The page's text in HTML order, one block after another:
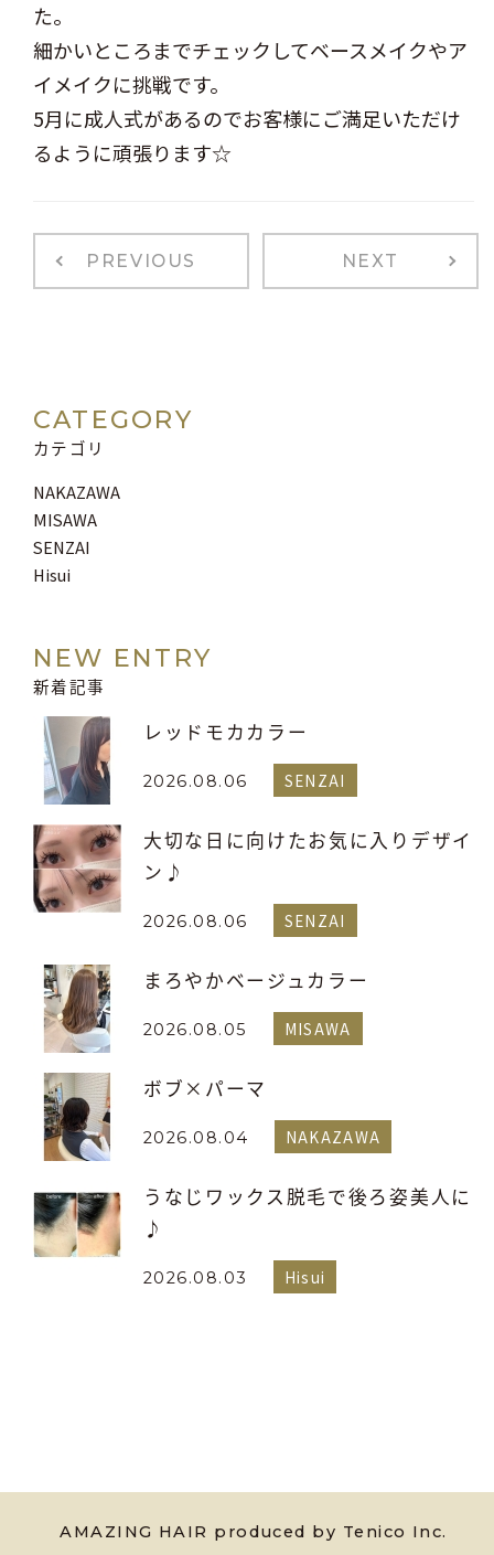
た。
細かいところまでチェックしてベースメイクやア
イメイクに挑戦です。
5月に成人式があるのでお客様にご満足いただけ
るように頑張ります☆
PREVIOUS NEXT
CATEGORY
カテゴリ
NAKAZAWA
MISAWA
SENZAI
Hisui
NEW ENTRY
新着記事
レッドモカカラー
2026.08.06 SENZAI
大切な日に向けたお気に入りデザイ
ン♪
2026.08.06 SENZAI
まろやかベージュカラー
2026.08.05 MISAWA
ボブ×パーマ
2026.08.04 NAKAZAWA
うなじワックス脱毛で後ろ姿美人に
♪
2026.08.03 Hisui
AMAZING HAIR produced by Tenico Inc.